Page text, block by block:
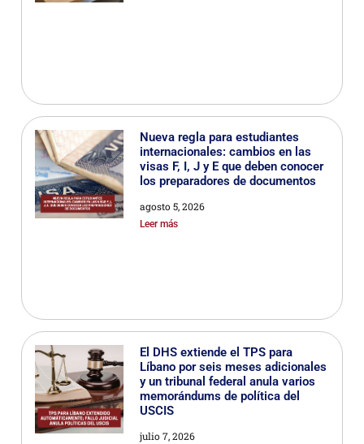
Nueva regla para estudiantes
internacionales: cambios en las
visas F, I, J y E que deben conocer
los preparadores de documentos
agosto 5, 2026
Leer más
El DHS extiende el TPS para
Líbano por seis meses adicionales
y un tribunal federal anula varios
memorándums de política del
USCIS
julio 7, 2026